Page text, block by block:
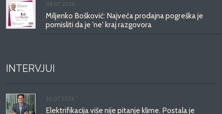
08.07.2026.
Miljenko Bošković: Najveća prodajna pogreška je
pomisliti da je 'ne' kraj razgovora
INTERVJUI
30.07.2026.
Elektrifikacija više nije pitanje klime. Postala je